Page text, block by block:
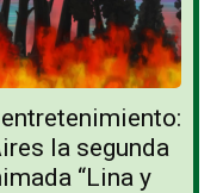
la segunda
“Lina y